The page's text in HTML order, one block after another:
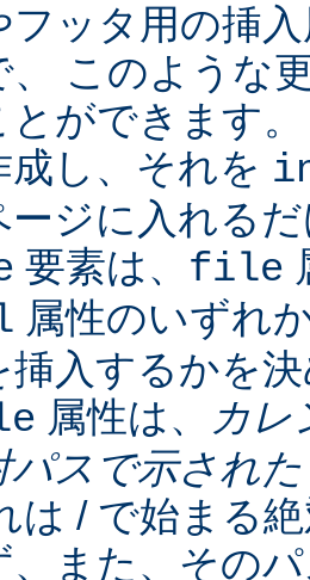
フッタ用の挿
、 このような
とができます
成し、それを
ージに入れる
要素は、 file
属性のいずれ
挿入するかを
属性は、
カ
パスで示され
は / で始まる
、また、その